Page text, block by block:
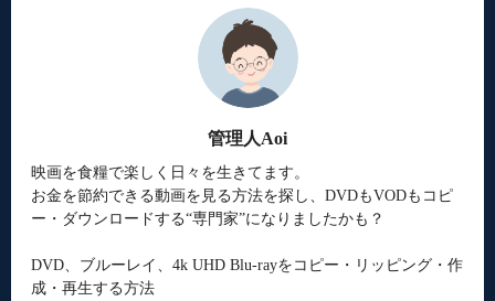
管理人Aoi
映画を食糧で楽しく日々を生きてます。
お金を節約できる動画を見る方法を探し、DVDもVODもコピ
ー・ダウンロードする“専門家”になりましたかも？
DVD、ブルーレイ、4k UHD Blu-rayをコピー・リッピング・作
成・再生する方法